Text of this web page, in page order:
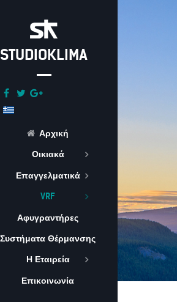
STUDIOKLIMA
Αρχική
Οικιακά
Επαγγελματικά
VRF
Αφυγραντήρες
Συστήματα Θέρμανσης
Η Εταιρεία
Επικοινωνία